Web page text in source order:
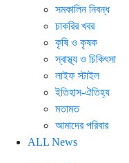
সমকালিন নিবন্ধ
চাকরির খবর
কৃষি ও কৃষক
স্বাস্থ্য ও চিকিৎসা
লাইফ স্টাইল
ইতিহাস-ঐতিহ্য
মতামত
আমাদের পরিবার
ALL News